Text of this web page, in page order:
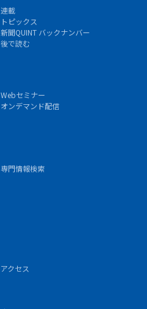
連載
トピックス
新聞QUINT バックナンバー
後で読む
Webセミナー
オンデマンド配信
専門情報検索
アクセス